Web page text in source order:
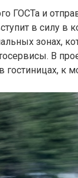
ГОСТа и
в силу в
зонах,
В
к